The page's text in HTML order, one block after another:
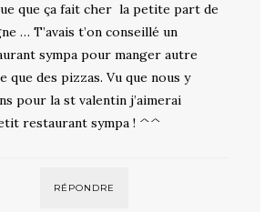
que ça fait cher la petite part de
… T’avais t’on conseillé un
sympa pour manger autre
que des pizzas. Vu que nous y
pour la st valentin j’aimerai
restaurant sympa ! ^^
RÉPONDRE